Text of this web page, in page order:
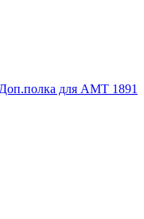
для AMT 1891